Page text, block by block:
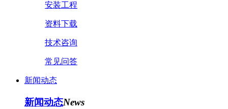
安装工程
资料下载
技术咨询
常见问答
新闻动态
新闻动态News